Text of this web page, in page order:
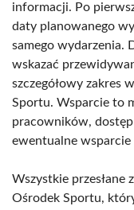
informacji. Po
daty planowanego
samego wydarzenia.
wskazać
szczegółowy zakres
Sportu. Wsparcie to
pracowników,
ewentualne
Wszystkie przesłane
Ośrodek Sportu,